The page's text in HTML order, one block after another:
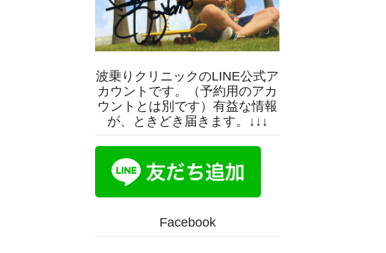
波乗りクリニックのLINE公式ア
カウントです。（予約用のアカ
ウントとは別です）有益な情報
が、ときどき届きます。↓↓↓
Facebook